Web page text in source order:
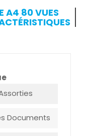
A4 80 VUES
Documents